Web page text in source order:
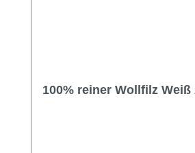
100% reiner Wollfilz Weiß